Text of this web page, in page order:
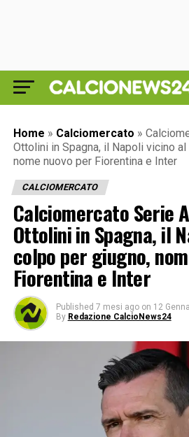
Home » Calciomercato »
Ottolini in Spagna, il Napoli vicino
nome nuovo per Fiorentina e Inter
CALCIOMERCATO
Calciomercato Serie
Ottolini in Spagna, il
colpo per giugno,
Fiorentina e Inter
Published 7 mesi ago on 12
By Redazione CalcioNews24